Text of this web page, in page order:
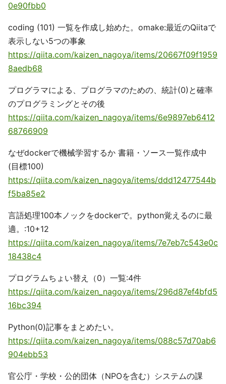
0e90fbb0
coding (101) 一覧を作成し始めた。omake:最近のQiitaで
表示しない5つの事象
https://qiita.com/kaizen_nagoya/items/20667f09f1959
8aedb68
プログラマによる、プログラマのための、統計(0)と確率
のプログラミングとその後
https://qiita.com/kaizen_nagoya/items/6e9897eb6412
68766909
なぜdockerで機械学習するか 書籍・ソース一覧作成中
(目標100)
https://qiita.com/kaizen_nagoya/items/ddd12477544b
f5ba85e2
言語処理100本ノックをdockerで。python覚えるのに最
適。:10+12
https://qiita.com/kaizen_nagoya/items/7e7eb7c543e0c
18438c4
プログラムちょい替え（0）一覧:4件
https://qiita.com/kaizen_nagoya/items/296d87ef4bfd5
16bc394
Python(0)記事をまとめたい。
https://qiita.com/kaizen_nagoya/items/088c57d70ab6
904ebb53
官公庁・学校・公的団体（NPOを含む）システムの課